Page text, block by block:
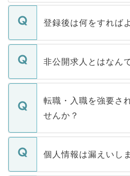
登録後は何をすれば
ご登録いただきました
登録内容を確認し、そ
ます。通常、5営業日
いただきますので、し
非公開求人とはなん
マイナビDOCTORで取
うち約3割は、Webサ
けない「非公開求人」
下記の理由によって、
ません。
■応募殺到を避けるた
関を公にしてしまうと
転職・入職を強要さ
せんか？
転職・入職を強要する
ん。また、仮に応募先
個人情報は漏えいし